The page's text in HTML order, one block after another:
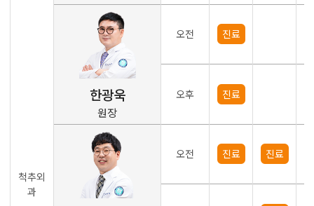
척추외
과
한광욱
원장
오전 진료
오후 진료
오전 진료 진료